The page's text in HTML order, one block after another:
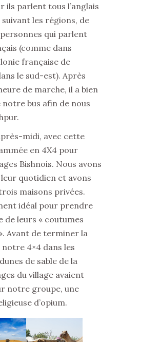
ils parlent tous l’anglais
les régions, de
qui parlent
(comme dans
française de
le sud-est). Après
de marche, il a bien
bus afin de nous
midi, avec cette
en 4X4 pour
Bishnois. Nous avons
quotidien et avons
maisons privées.
idéal pour prendre
de leurs « coutumes
Avant de terminer la
4×4 dans les
de sable de la
du village avaient
notre groupe, une
d’opium.